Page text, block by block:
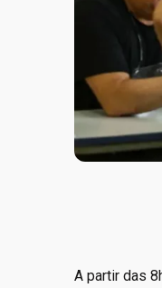
A partir das